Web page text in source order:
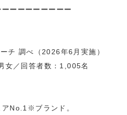
ーーーーーーーー
チ 調べ（2026年6月実施）
女／回答者数：1,005名
No.1※ブランド。